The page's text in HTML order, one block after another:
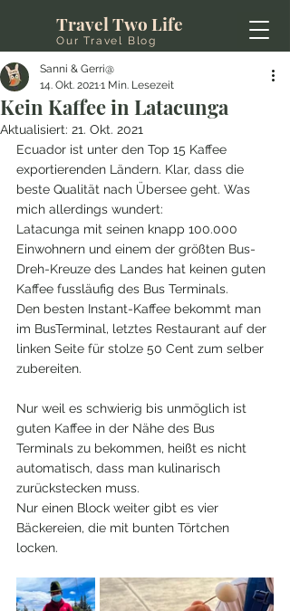
Our Travel Blog
Travel Two Life
Kein Kaffee in Latacunga
Sanni & Gerri@
14. Okt. 20211 Min. Lesezeit
Aktualisiert: 21. Okt. 2021
Ecuador ist unter den Top 15 Kaffee
exportierenden Ländern. Klar, dass die
beste Qualität nach Übersee geht. Was
mich allerdings wundert:
Latacunga mit seinen knapp 100.000
Einwohnern und einem der größten Bus-
Dreh-Kreuze des Landes hat keinen guten
Kaffee fussläufig des Bus Terminals.
Den besten Instant-Kaffee bekommt man
im BusTerminal, letztes Restaurant auf der
linken Seite für stolze 50 Cent zum selber
zubereiten.
Nur weil es schwierig bis unmöglich ist
guten Kaffee in der Nähe des Bus
Terminals zu bekommen, heißt es nicht
automatisch, dass man kulinarisch
zurückstecken muss.
Nur einen Block weiter gibt es vier
Bäckereien, die mit bunten Törtchen
locken.